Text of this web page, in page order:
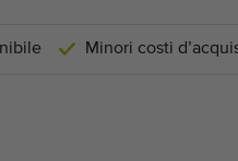
Minori costi